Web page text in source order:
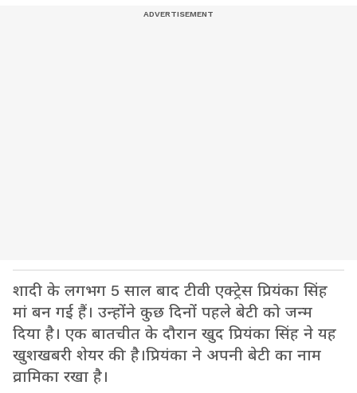
शादी के लगभग 5 साल बाद टीवी एक्ट्रेस प्रियंका सिंह
मां बन गई हैं। उन्होंने कुछ दिनों पहले बेटी को जन्म
दिया है। एक बातचीत के दौरान खुद प्रियंका सिंह ने यह
खुशखबरी शेयर की है।प्रियंका ने अपनी बेटी का नाम
व्रामिका रखा है।